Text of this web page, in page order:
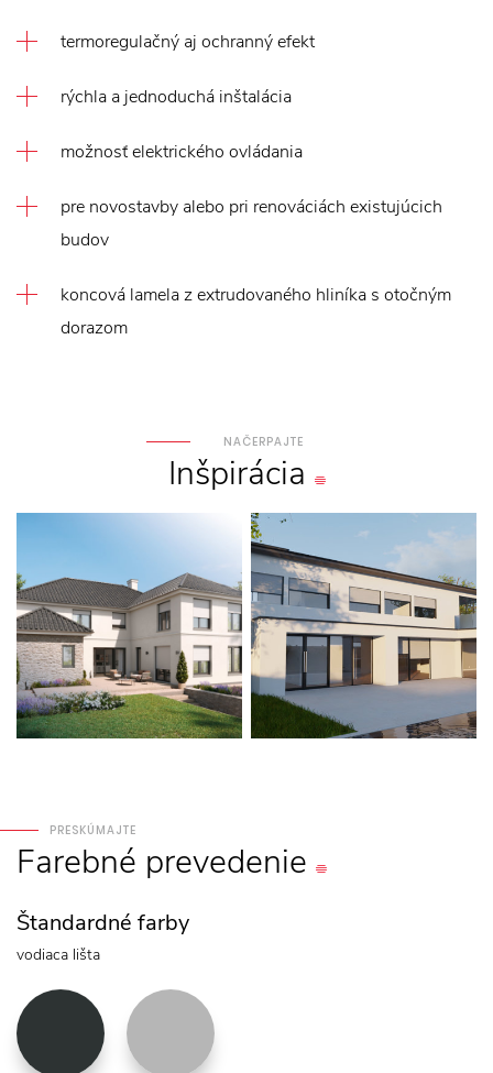
termoregulačný aj ochranný efekt
rýchla a jednoduchá inštalácia
možnosť elektrického ovládania
pre novostavby alebo pri renováciách existujúcich
budov
koncová lamela z extrudovaného hliníka s otočným
dorazom
NAČERPAJTE
Inšpirácia
PRESKÚMAJTE
Farebné prevedenie
Štandardné farby
vodiaca lišta